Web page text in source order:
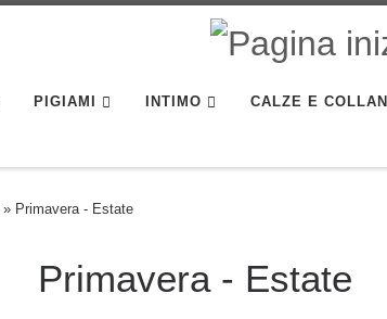
PIGIAMI INTIMO CALZE E
» Primavera - Estate
Primavera - Estate